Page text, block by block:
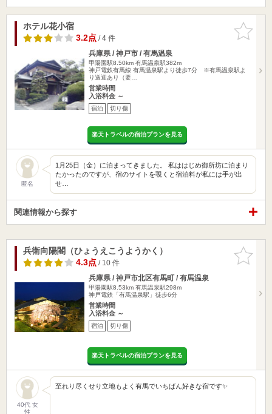
お気に入
りに追加
ホテル花小宿
3.2点/ 4 件
兵庫県 / 神戸市 / 有馬温泉
甲陽園駅8.50km 有馬温泉駅382m
神戸電鉄有馬線 有馬温泉駅より徒歩7分 ※有馬温泉駅よ
り送迎あり（要…
営業時間
入浴料金 ～
宿泊 切り傷
楽天トラベルの宿泊プランを見る
匿名
1月25日（金）に泊まってきました。 私ははじめ御所坊に泊まり
たかったのですが、宿のサイトを覗くと宿泊料が私には手が出
せ…
関連情報から探す
お気に入
りに追加
兵衛向陽閣（ひょうえこうようかく）
4.3点/ 10 件
兵庫県 / 神戸市北区有馬町 / 有馬温泉
甲陽園駅8.53km 有馬温泉駅298m
神戸電鉄「有馬温泉駅」徒歩6分
営業時間
入浴料金 ～
宿泊 切り傷
楽天トラベルの宿泊プランを見る
40代 女
性
至れり尽くせり立地もよく有馬でいちばん好きな宿です✨